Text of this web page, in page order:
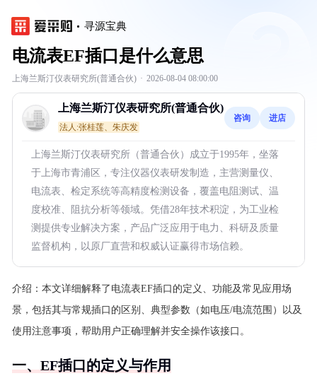
寻源宝典
电流表EF插口是什么意思
上海兰斯汀仪表研究所(普通合伙) · 2026-08-04 08:00:00
上海兰斯汀仪表研究所(普通合伙)
法人:张桂莲、朱庆发
咨询 进店
上海兰斯汀仪表研究所（普通合伙）成立于1995年，坐落
于上海市青浦区，专注仪器仪表研发制造，主营测量仪、
电流表、检定系统等高精度检测设备，覆盖电阻测试、温
度校准、阻抗分析等领域。凭借28年技术积淀，为工业检
测提供专业解决方案，产品广泛应用于电力、科研及质量
监督机构，以原厂直营和权威认证赢得市场信赖。
介绍： 本文详细解释了电流表EF插口的定义、功能及常见应用场
景，包括其与常规插口的区别、典型参数（如电压/电流范围）以及
使用注意事项，帮助用户正确理解并安全操作该接口。
一、EF插口的定义与作用